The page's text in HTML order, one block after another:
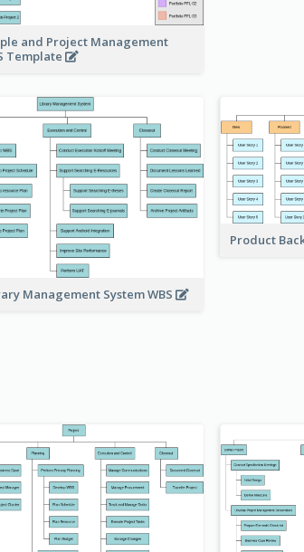
and Project Management
Template
Management System WBS
Product